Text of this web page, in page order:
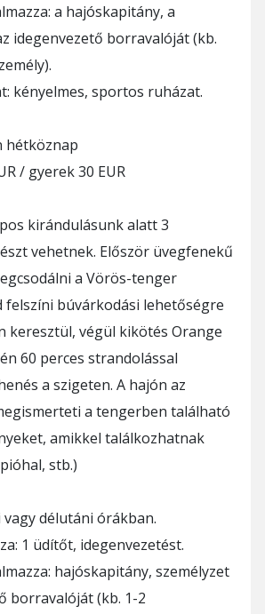
a hajóskapitány, a
idegenvezető borravalóját (kb.
kényelmes, sportos ruházat.
hétköznap
/ gyerek 30 EUR
kirándulásunk alatt 3
vehetnek. Először üvegfenekű
a Vörös-tenger
felszíni búvárkodási lehetőségre
keresztül, végül kikötés Orange
60 perces strandolással
a szigeten. A hajón az
a tengerben található
amikkel találkozhatnak
stb.)
délutáni órákban.
1 üdítőt, idegenvezetést.
hajóskapitány, személyzet
borravalóját (kb. 1-2